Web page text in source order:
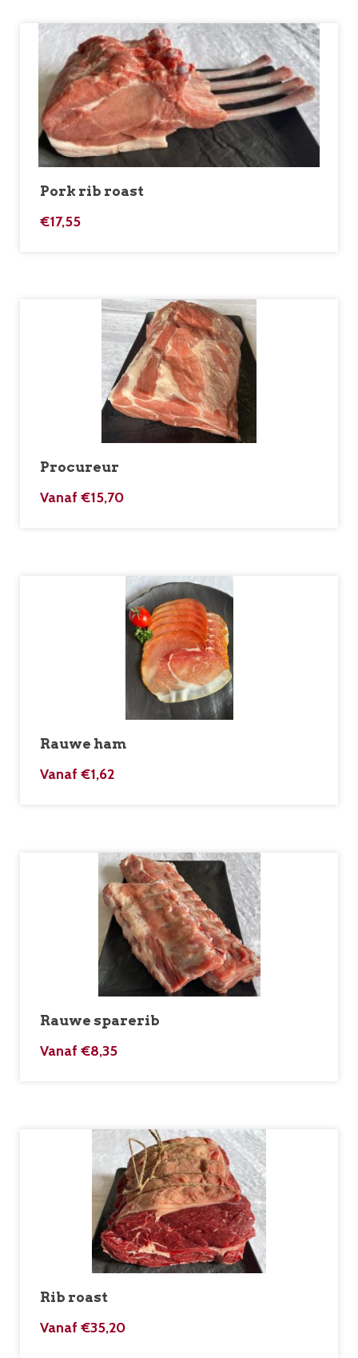
Pork rib roast
€17,55
Procureur
Vanaf €15,70
Rauwe ham
Vanaf €1,62
Rauwe sparerib
Vanaf €8,35
Rib roast
Vanaf €35,20